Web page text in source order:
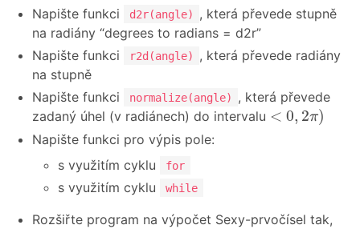
Napište funkci
d2r(angle)
, která převede stupně
na radiány “degrees to radians = d2r”
Napište funkci
r2d(angle)
, která převede radiány
na stupně
Napište funkci
normalize(angle)
, která převede
zadaný úhel (v radiánech) do intervalu < 0, 2π)
<0, 2π)
Napište funkci pro výpis pole:
s využitím cyklu
for
s využitím cyklu while
Rozšiřte program na výpočet Sexy-prvočísel tak,